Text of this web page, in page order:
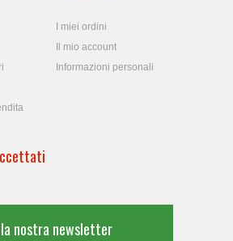
I miei ordini
Il mio account
Informazioni personali
nostra newsletter